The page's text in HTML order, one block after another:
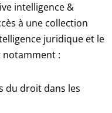
intelligence &
à une collection
juridique et le
notamment :
du droit dans les